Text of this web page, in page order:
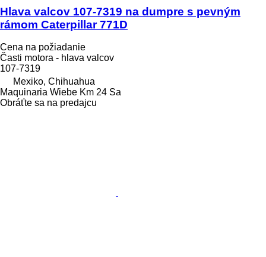
Hlava valcov 107-7319 na dumpre s pevným
rámom Caterpillar 771D
Cena na požiadanie
Časti motora - hlava valcov
107-7319
Mexiko, Chihuahua
Maquinaria Wiebe Km 24 Sa
Obráťte sa na predajcu